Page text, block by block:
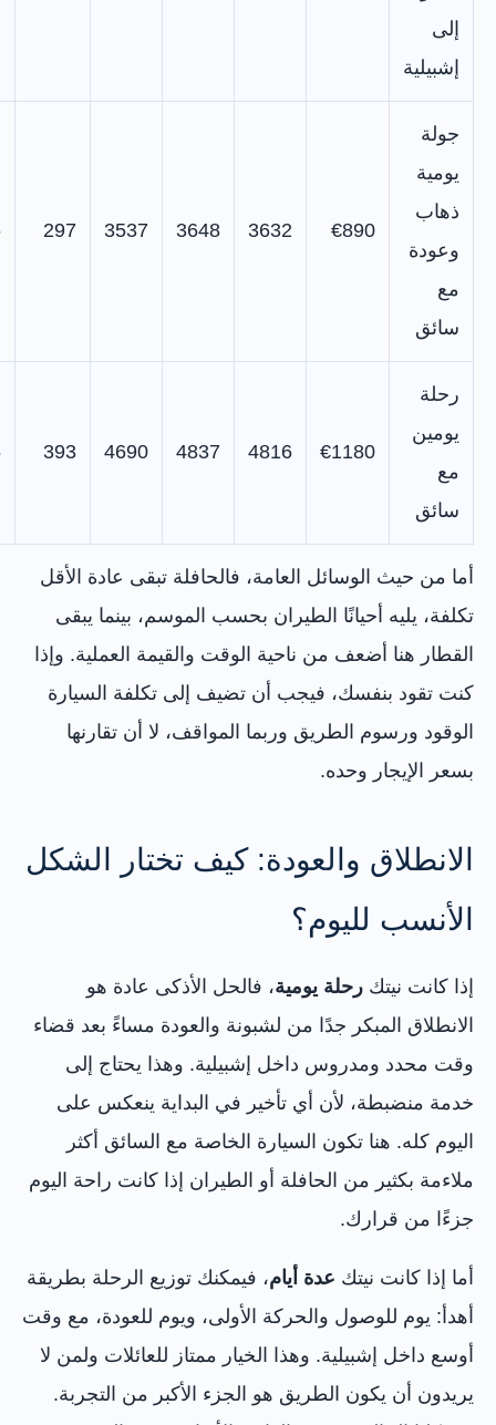
إلى
إشبيلية
جولة
يومية
ذهاب
وعودة
مع
سائق
€890
3632
3648
3537
297
رحلة
يومين
مع
سائق
€1180
4816
4837
4690
393
أما من حيث الوسائل العامة، فالحافلة تبقى عادة الأقل
تكلفة، يليه أحيانًا الطيران بحسب الموسم، بينما يبقى
القطار هنا أضعف من ناحية الوقت والقيمة العملية. وإذا
كنت تقود بنفسك، فيجب أن تضيف إلى تكلفة السيارة
الوقود ورسوم الطريق وربما المواقف، لا أن تقارنها
بسعر الإيجار وحده.
الانطلاق والعودة: كيف تختار الشكل
الأنسب لليوم؟
إذا كانت نيتك رحلة يومية، فالحل الأذكى عادة هو
الانطلاق المبكر جدًا من لشبونة والعودة مساءً بعد قضاء
وقت محدد ومدروس داخل إشبيلية. وهذا يحتاج إلى
خدمة منضبطة، لأن أي تأخير في البداية ينعكس على
اليوم كله. هنا تكون السيارة الخاصة مع السائق أكثر
ملاءمة بكثير من الحافلة أو الطيران إذا كانت راحة اليوم
جزءًا من قرارك.
أما إذا كانت نيتك عدة أيام، فيمكنك توزيع الرحلة بطريقة
أهدأ: يوم للوصول والحركة الأولى، ويوم للعودة، مع وقت
أوسع داخل إشبيلية. وهذا الخيار ممتاز للعائلات ولمن لا
يريدون أن يكون الطريق هو الجزء الأكبر من التجربة.